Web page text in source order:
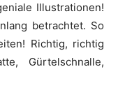
Illustrationen!
betrachtet. So
Richtig, richtig
Gürtelschnalle,